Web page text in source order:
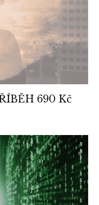
690 Kč